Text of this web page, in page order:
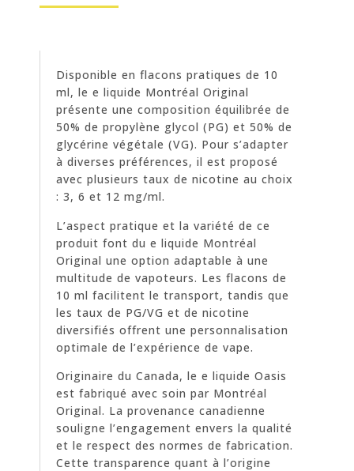
Disponible en flacons pratiques de 10
ml, le e liquide Montréal Original
présente une composition équilibrée de
50% de propylène glycol (PG) et 50% de
glycérine végétale (VG). Pour s’adapter
à diverses préférences, il est proposé
avec plusieurs taux de nicotine au choix
: 3, 6 et 12 mg/ml.
L’aspect pratique et la variété de ce
produit font du e liquide Montréal
Original une option adaptable à une
multitude de vapoteurs. Les flacons de
10 ml facilitent le transport, tandis que
les taux de PG/VG et de nicotine
diversifiés offrent une personnalisation
optimale de l’expérience de vape.
Originaire du Canada, le e liquide Oasis
est fabriqué avec soin par Montréal
Original. La provenance canadienne
souligne l’engagement envers la qualité
et le respect des normes de fabrication.
Cette transparence quant à l’origine